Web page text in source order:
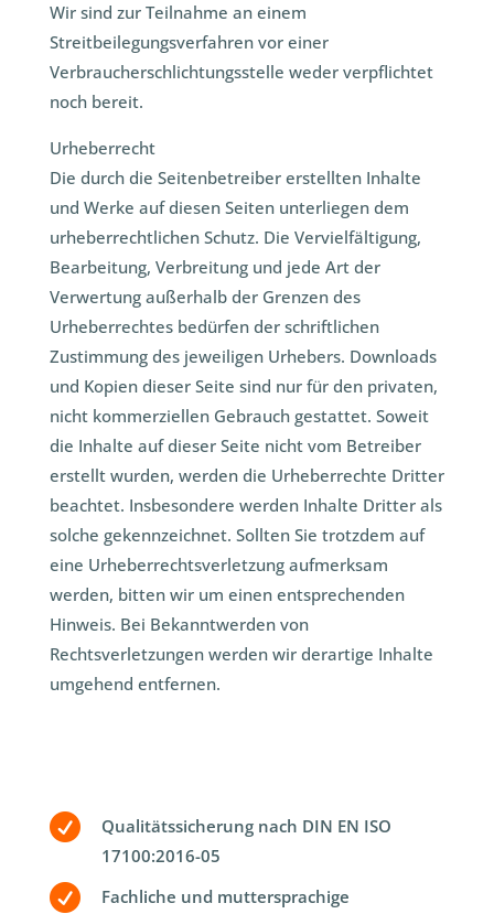
Wir sind zur Teilnahme an einem
Streitbeilegungsverfahren vor einer
Verbraucherschlichtungsstelle weder verpflichtet
noch bereit.
Urheberrecht
Die durch die Seitenbetreiber erstellten Inhalte
und Werke auf diesen Seiten unterliegen dem
urheberrechtlichen Schutz. Die Vervielfältigung,
Bearbeitung, Verbreitung und jede Art der
Verwertung außerhalb der Grenzen des
Urheberrechtes bedürfen der schriftlichen
Zustimmung des jeweiligen Urhebers. Downloads
und Kopien dieser Seite sind nur für den privaten,
nicht kommerziellen Gebrauch gestattet. Soweit
die Inhalte auf dieser Seite nicht vom Betreiber
erstellt wurden, werden die Urheberrechte Dritter
beachtet. Insbesondere werden Inhalte Dritter als
solche gekennzeichnet. Sollten Sie trotzdem auf
eine Urheberrechtsverletzung aufmerksam
werden, bitten wir um einen entsprechenden
Hinweis. Bei Bekanntwerden von
Rechtsverletzungen werden wir derartige Inhalte
umgehend entfernen.

Qualitätssicherung nach DIN EN ISO
17100:2016-05

Fachliche und muttersprachige